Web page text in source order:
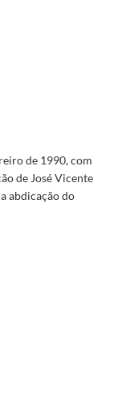
de 1990, com
de José Vicente
abdicação do